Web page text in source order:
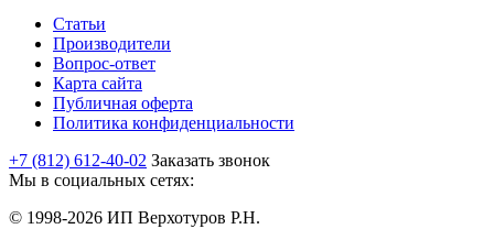
Статьи
Производители
Вопрос-ответ
Карта сайта
Публичная оферта
Политика конфиденциальности
+7 (812) 612-40-02 Заказать звонок
Мы в социальных сетях:
© 1998-2026 ИП Верхотуров Р.Н.